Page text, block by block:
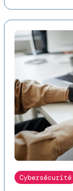
Cybersécurité